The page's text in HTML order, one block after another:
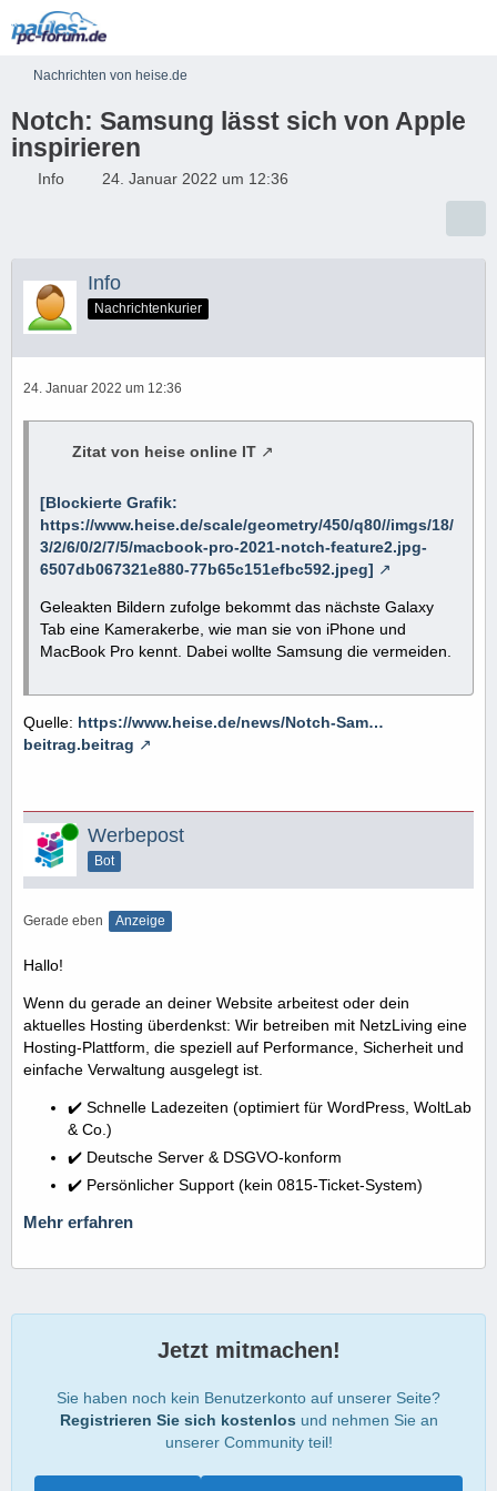
Nachrichten von heise.de
Notch: Samsung lässt sich von Apple
inspirieren
Info 24. Januar 2022 um 12:36
Info
Nachrichtenkurier
24. Januar 2022 um 12:36
Zitat von heise online IT
[Blockierte Grafik:
https://www.heise.de/scale/geometry/450/q80//imgs/18/
3/2/6/0/2/7/5/macbook-pro-2021-notch-feature2.jpg-
6507db067321e880-77b65c151efbc592.jpeg]
Geleakten Bildern zufolge bekommt das nächste Galaxy
Tab eine Kamerakerbe, wie man sie von iPhone und
MacBook Pro kennt. Dabei wollte Samsung die vermeiden.
Quelle: https://www.heise.de/news/Notch-Sam…
beitrag.beitrag
Online Werbepost
Bot
Gerade eben Anzeige
Hallo!
Wenn du gerade an deiner Website arbeitest oder dein
aktuelles Hosting überdenkst: Wir betreiben mit NetzLiving eine
Hosting-Plattform, die speziell auf Performance, Sicherheit und
einfache Verwaltung ausgelegt ist.
✔️ Schnelle Ladezeiten (optimiert für WordPress, WoltLab
& Co.)
✔️ Deutsche Server & DSGVO-konform
✔️ Persönlicher Support (kein 0815-Ticket-System)
Mehr erfahren
Jetzt mitmachen!
Sie haben noch kein Benutzerkonto auf unserer Seite?
Registrieren Sie sich kostenlos und nehmen Sie an
unserer Community teil!